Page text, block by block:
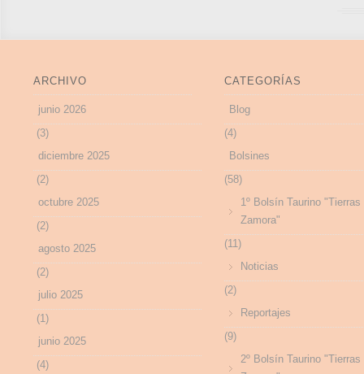
ARCHIVO
junio 2026
(3)
diciembre 2025
(2)
octubre 2025
(2)
agosto 2025
(2)
julio 2025
(1)
junio 2025
(4)
CATEGORÍAS
Blog
(4)
Bolsines
(58)
1º Bolsín Taurino "Tierras
Zamora"
(11)
Noticias
(2)
Reportajes
(9)
2º Bolsín Taurino "Tierras